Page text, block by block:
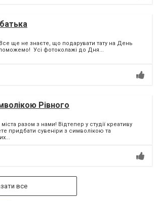
ще не знаєте, що подарувати тату на День
Усі фотоколажі до Дня...
Рівного
разом з нами! Відтепер у студії креативу
придбати сувеніри з символікою та
все